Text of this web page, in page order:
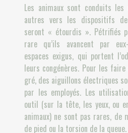
Les animaux sont conduits
autres vers les dispositifs
seront « étourdis ». Pétrifiés
rare qu’ils avancent par
espaces exigus, qui portent
leurs congénères. Pour les
gré, des aiguillons électriques
par les employés. Les
outil (sur la tête, les yeux, ou
animaux) ne sont pas rares, de
de pied ou la torsion de la queue.